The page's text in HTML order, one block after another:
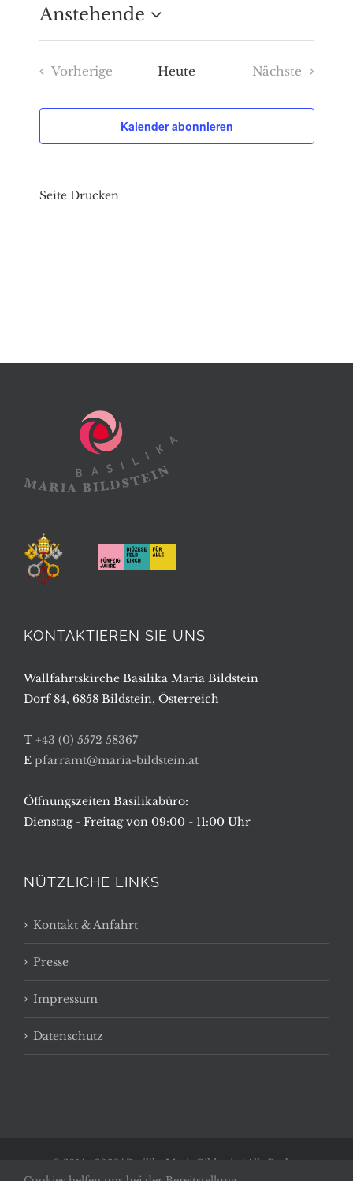
Anstehende
Datum
wählen.
Vorherige
Heute
Nächste
Kalender abonnieren
Seite Drucken
KONTAKTIEREN SIE UNS
Wallfahrtskirche Basilika Maria Bildstein
Dorf 84, 6858 Bildstein, Österreich
T +43 (0) 5572 58367
E pfarramt@maria-bildstein.at
Öffnungszeiten Basilikabüro:
Dienstag - Freitag von 09:00 - 11:00 Uhr
NÜTZLICHE LINKS
Kontakt & Anfahrt
Presse
Impressum
Datenschutz
© 2014 - 2026 | Basilika Maria Bildstein | Alle Rechte